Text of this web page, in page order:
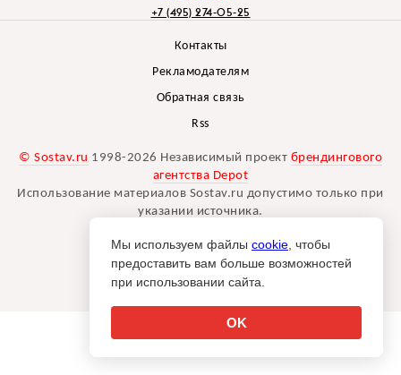
+7 (495) 274-05-25
Контакты
Рекламодателям
Обратная связь
Rss
© Sostav.ru 1998-2026 Независимый проект брендингового
агентства Depot
Использование материалов Sostav.ru допустимо только при
указании источника.
18+
Мы используем файлы cookie , чтобы
предоставить вам больше возможностей
при использовании сайта.
OK